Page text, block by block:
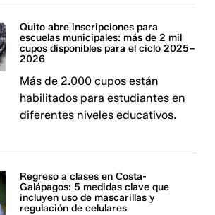
Quito abre inscripciones para
escuelas municipales: más de 2 mil
cupos disponibles para el ciclo 2025–
2026
​​​Más de 2.000 cupos están
habilitados para estudiantes en
diferentes niveles educativos.
Regreso a clases en Costa-
Galápagos: 5 medidas clave que
incluyen uso de mascarillas y
regulación de celulares